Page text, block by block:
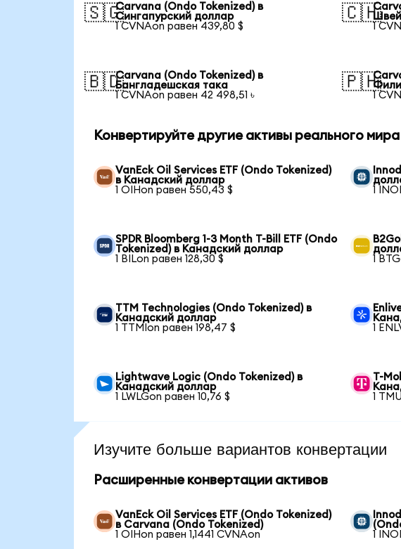
🇸🇬Carvana (Ondo Tokenized) в
Сингапурский доллар
1 CVNAon равен 439,80 $
🇨🇭
1
🇧🇩Carvana (Ondo Tokenized) в
Бангладешская така
1 CVNAon равен 42 498,51 ৳
🇵🇭
1
Конвертируйте другие активы реального мира
VanEck Oil Services ETF (Ondo Tokenized)
в Канадский доллар
1 OIHon равен 550,43 $
1
SPDR Bloomberg 1-3 Month T-Bill ETF (Ondo
Tokenized) в Канадский доллар
1 BILon равен 128,30 $
1
TTM Technologies (Ondo Tokenized) в
Канадский доллар
1 TTMIon равен 198,47 $
1
Lightwave Logic (Ondo Tokenized) в
Канадский доллар
1 LWLGon равен 10,76 $
T-
1
Изучите больше вариантов конвертации
Расширенные конвертации активов
VanEck Oil Services ETF (Ondo Tokenized)
в Carvana (Ondo Tokenized)
1 OIHon равен 1,1441 CVNAon
1